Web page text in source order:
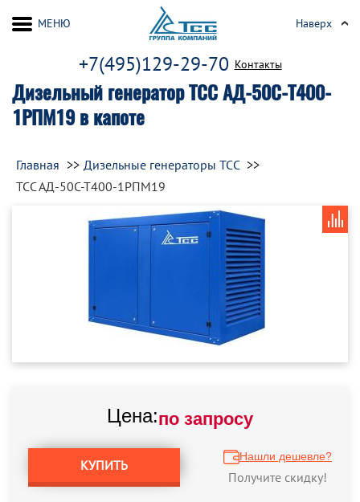
Дизельный генератор ТСС АД-50С-Т400-
1РПМ19 в капоте
+7(495)129-29-70 Контакты
МЕНЮ Наверх
Главная
Дизельные генераторы ТСС
ТСС АД-50С-Т400-1РПМ19
Цена:по запросу
КУПИТЬ
Нашли дешевле?
Получите скидку!